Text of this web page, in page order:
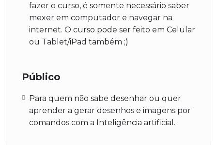
fazer o curso, é somente necessário saber
mexer em computador e navegar na
internet. O curso pode ser feito em Celular
ou Tablet/iPad também ;)
Público
Para quem não sabe desenhar ou quer
aprender a gerar desenhos e imagens por
comandos com a Inteligência artificial.